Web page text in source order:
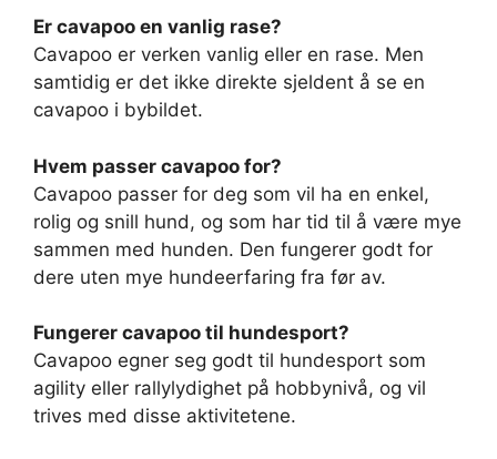
Er cavapoo en vanlig rase?
Cavapoo er verken vanlig eller en rase. Men
samtidig er det ikke direkte sjeldent å se en
cavapoo i bybildet.
Hvem passer cavapoo for?
Cavapoo passer for deg som vil ha en enkel,
rolig og snill hund, og som har tid til å være mye
sammen med hunden. Den fungerer godt for
dere uten mye hundeerfaring fra før av.
Fungerer cavapoo til hundesport?
Cavapoo egner seg godt til hundesport som
agility eller rallylydighet på hobbynivå, og vil
trives med disse aktivitetene.